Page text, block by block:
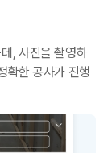
, 사진을 촬영하
확한 공사가 진행